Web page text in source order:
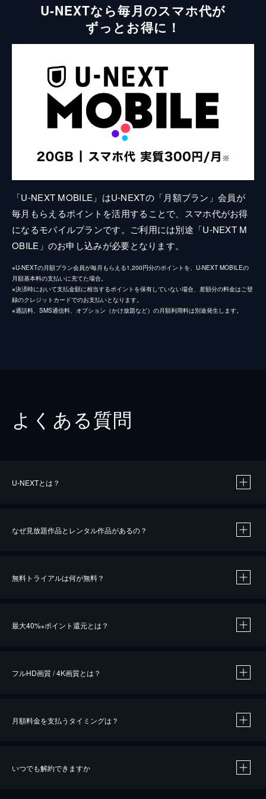
U-NEXTなら毎月のスマホ代が
ずっとお得に！
「U-NEXT MOBILE」はU-NEXTの「月額プラン」会員が
毎月もらえるポイントを活用することで、スマホ代がお得
になるモバイルプランです。ご利用には別途「U-NEXT M
OBILE」のお申し込みが必要となります。
※U-NEXTの月額プラン会員が毎月もらえる1,200円分のポイントを、U-NEXT MOBILEの
月額基本料の支払いに充てた場合。
※決済時において支払金額に相当するポイントを保有していない場合、差額分の料金はご登
録のクレジットカードでのお支払いとなります。
※通話料、SMS通信料、オプション（かけ放題など）の月額利用料は別途発生します。
よくある質問
U-NEXTとは？
なぜ見放題作品とレンタル作品があるの？
無料トライアルは何が無料？
最大40%※ポイント還元とは？
※40％ポイント還元の対象は、クレジットカード決済による作品の購入 / レンタルです。
フルHD画質 / 4K画質とは？
月額料金を支払うタイミングは？
いつでも解約できますか